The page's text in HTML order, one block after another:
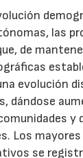
las
de
evolución
dándose
y
Los mayores
se